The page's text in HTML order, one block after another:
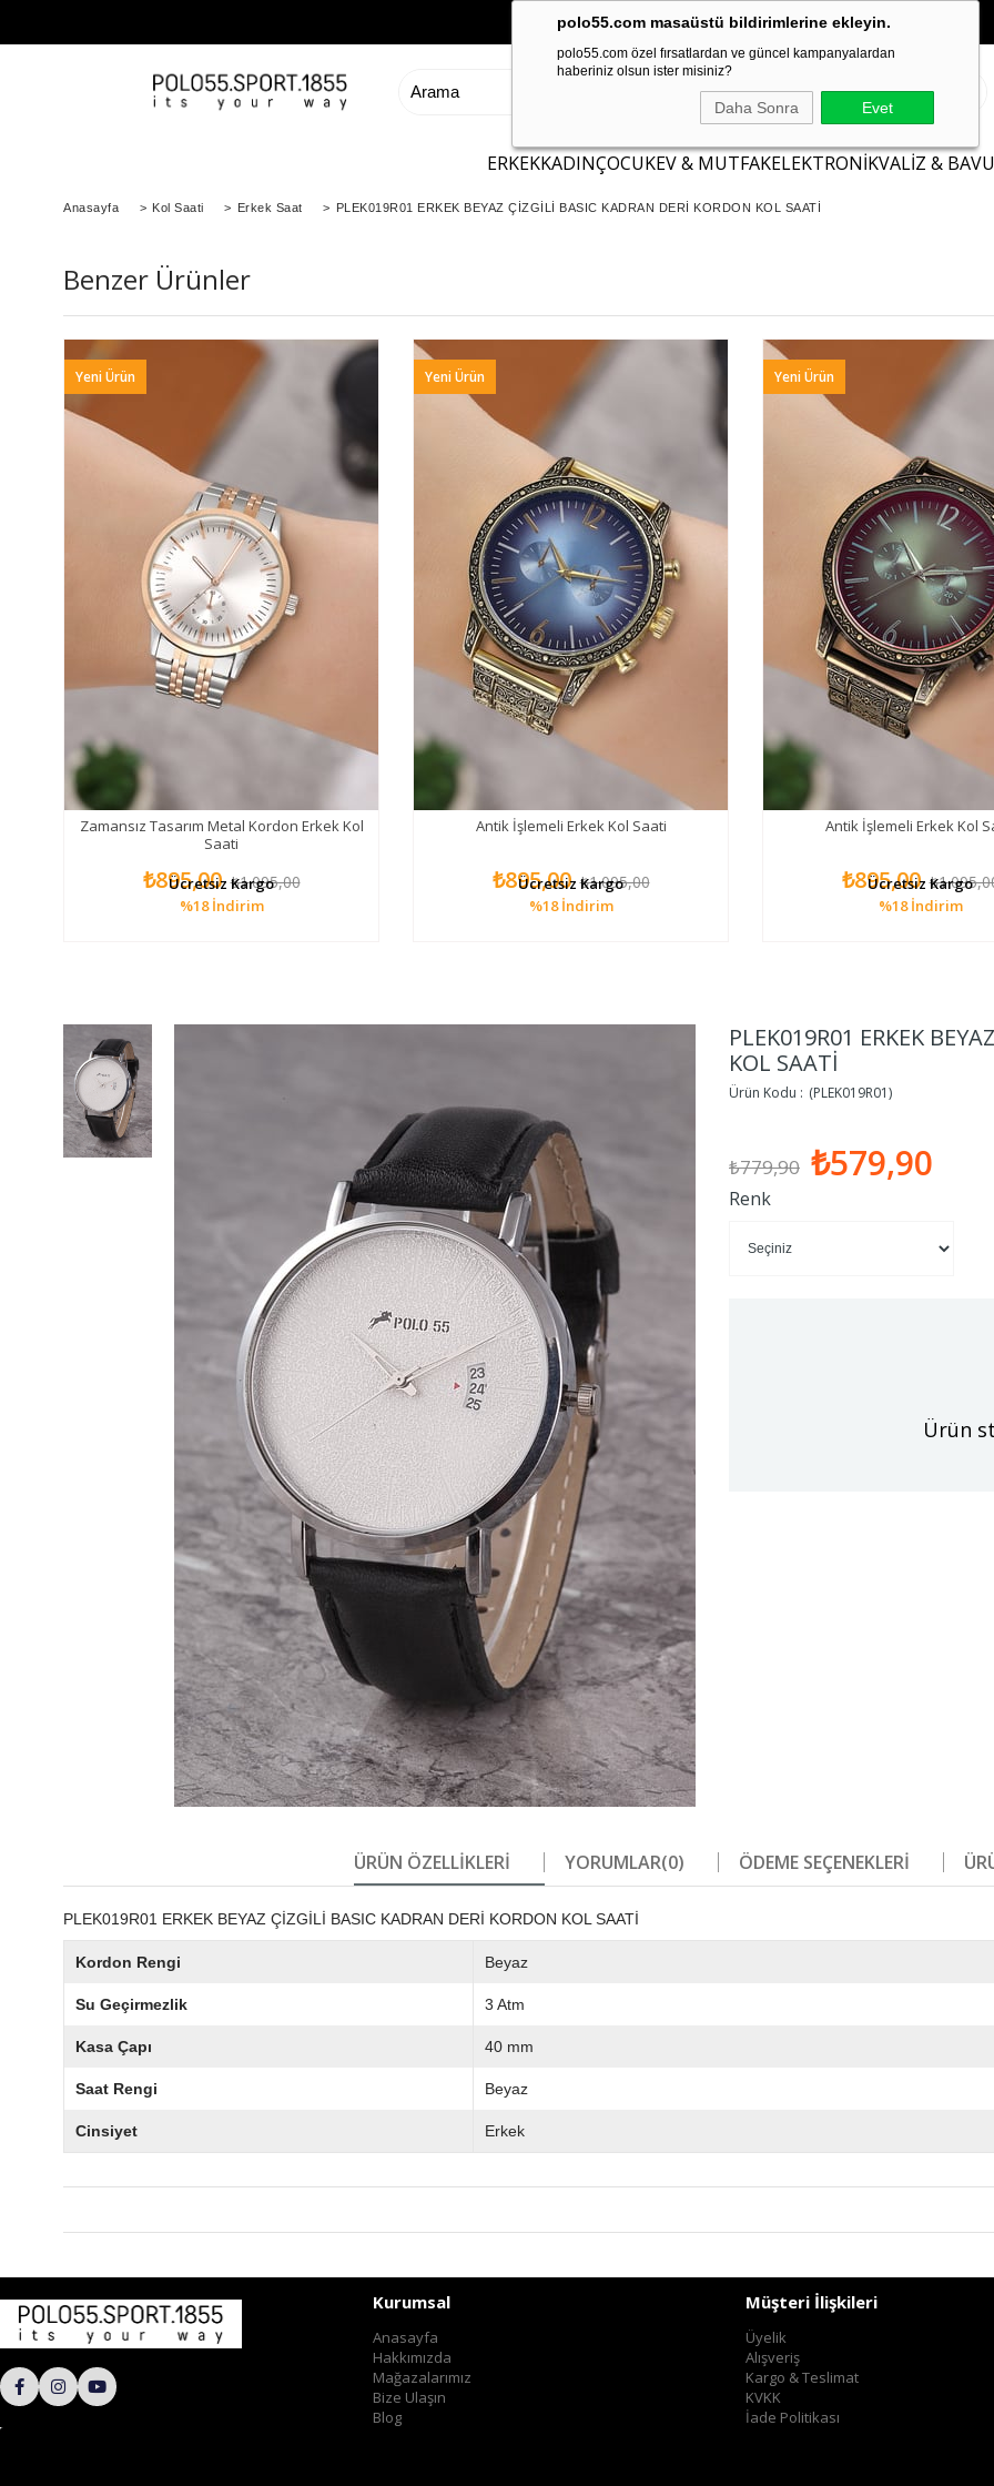
polo55.com masaüstü bildirimlerine ekleyin.
polo55.com özel fırsatlardan ve güncel kampanyalardan
haberiniz olsun ister misiniz?
Daha Sonra Evet
ERKEKKADINÇOCUKEV & MUTFAKELEKTRONİKVALİZ &
Anasayfa > Kol Saati > Erkek Saat > PLEK019R01 ERKEK BEYAZ ÇİZGİLİ BASIC KADRAN DERİ KORDON KOL SAATİ
Benzer Ürünler
Zamansız Tasarım Metal Kordon Erkek Kol
Saati
₺895,00 ₺1.095,00
%18 İndirim
Ücretsiz Kargo
Yeni Ürün
Antik İşlemeli Erkek Kol Saati
₺895,00 ₺1.095,00
%18 İndirim
Ücretsiz Kargo
Yeni Ürün
Antik İşlemeli Erkek Kol
₺895,00
%18 İndirim
Ücretsiz Kargo
Yeni Ürün
PLEK019R01 ERKEK
KOL SAATİ
(PLEK019R01)
₺779,90 ₺579,90
Renk
Ürün
ÜRÜN ÖZELLIKLERI YORUMLAR(0) ÖDEME SEÇENEKLERI
PLEK019R01 ERKEK BEYAZ ÇİZGİLİ BASIC KADRAN DERİ KORDON KOL SAATİ
Kordon Rengi Beyaz
Su Geçirmezlik 3 Atm
Kasa Çapı 40 mm
Saat Rengi Beyaz
Cinsiyet Erkek
Kurumsal
Anasayfa
Hakkımızda
Mağazalarımız
Bize Ulaşın
Blog
Müşteri İlişkileri
Üyelik
Alışveriş
Kargo & Teslimat
KVKK
İade Politikası